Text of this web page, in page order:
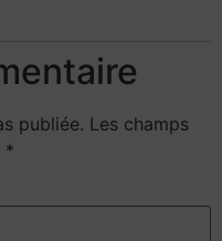
publiée. Les champs
*